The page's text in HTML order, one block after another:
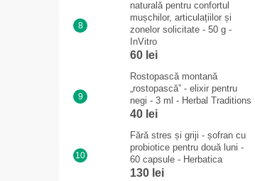
naturală pentru confortul
mușchilor, articulațiilor și
zonelor solicitate - 50 g -
InVitro
60 lei
Rostopască montană
„rostopască” - elixir pentru
negi - 3 ml - Herbal Traditions
40 lei
Fără stres și griji - șofran cu
probiotice pentru două luni -
60 capsule - Herbatica
130 lei